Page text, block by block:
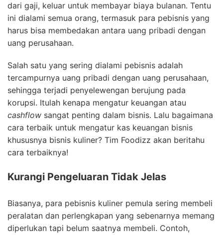
dari gaji, keluar untuk membayar biaya bulanan. Tentu
ini dialami semua orang, termasuk para pebisnis yang
harus bisa membedakan antara uang pribadi dengan
uang perusahaan.
Salah satu yang sering dialami pebisnis adalah
tercampurnya uang pribadi dengan uang perusahaan,
sehingga terjadi penyelewengan berujung pada
korupsi. Itulah kenapa mengatur keuangan atau
cashflow sangat penting dalam bisnis. Lalu bagaimana
cara terbaik untuk mengatur kas keuangan bisnis
khususnya bisnis kuliner? Tim Foodizz akan beritahu
cara terbaiknya!
Kurangi Pengeluaran Tidak Jelas
Biasanya, para pebisnis kuliner pemula sering membeli
peralatan dan perlengkapan yang sebenarnya memang
diperlukan tapi belum saatnya membeli. Contoh,